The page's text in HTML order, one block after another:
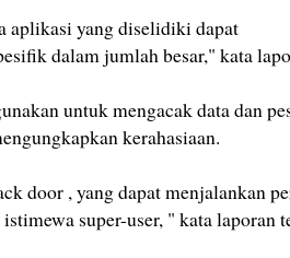
aplikasi yang diselidiki dapat
dalam jumlah besar," kata
untuk mengacak data dan
kerahasiaan.
door , yang dapat menjalankan
super-user, " kata laporan